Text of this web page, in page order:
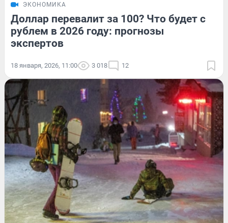
ЭКОНОМИКА
Доллар перевалит за 100? Что будет с
рублем в 2026 году: прогнозы
экспертов
18 января, 2026, 11:00 3 018 12